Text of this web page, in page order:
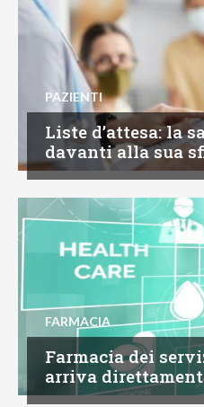
PAZIENTI
Liste d’attesa: la
davanti alla sua
FARMACIA
Farmacia dei
arriva